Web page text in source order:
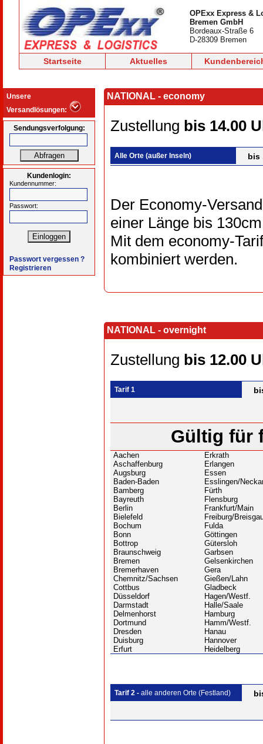
OPExx Express &
Bremen GmbH
Bordeaux-Straße 6
D-28309 Bremen
Startseite Aktuelles
Unsere
Versandlösungen:
Sendungsverfolgung:
Kundenlogin:
Kundennummer:
Passwort:
Passwort vergessen ?
Registrieren
NATIONAL - economy
Zustellung bis 14.00
Alle Orte (außer Inseln) bis
Der Economy-
einer Länge bis
Mit dem economy-
kombiniert werden.
NATIONAL - overnight
Zustellung bis 12.00
Tarif 1
Gültig für
Aachen
Erkrath
Aschaffenburg
Erlangen
Augsburg
Essen
Baden-Baden
Esslingen/
Bamberg
Fürth
Bayreuth
Flensburg
Berlin
Frankfurt/Main
Bielefeld
Freiburg/
Bochum
Fulda
Bonn
Göttingen
Bottrop
Gütersloh
Braunschweig
Garbsen
Bremen
Gelsenkirchen
Bremerhaven
Gera
Chemnitz/Sachsen
Gießen/Lahn
Cottbus
Gladbeck
Düsseldorf
Hagen/Westf.
Darmstadt
Halle/Saale
Delmenhorst
Hamburg
Dortmund
Hamm/Westf.
Dresden
Hanau
Duisburg
Hannover
Erfurt
Heidelberg
Tarif 2 - alle anderen Orte (Festland)